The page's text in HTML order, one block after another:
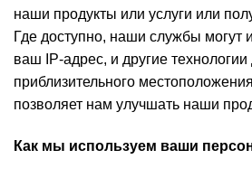
наши продукты или услуги или
Где доступно, наши службы могут
ваш IP-адрес, и другие
приблизительного
позволяет нам улучшать наши
Как мы используем ваши